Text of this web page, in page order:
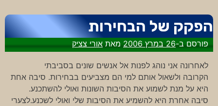
הפקק של הבחירות
פורסם ב-26 במרץ 2006 מאתאורי צציק
לאחרונה אני נוהג לפנות אל אנשים שונים בסביבתי
הקרובה ולשאול אותם למי הם מצביעים בבחירות. סיבה אחת
היא על מנת לשמוע את הסיבות השונות ואולי להשתכנע.
סיבה אחרת היא להשמיע את הסיבות שלי ואולי לשכנע.לצערי